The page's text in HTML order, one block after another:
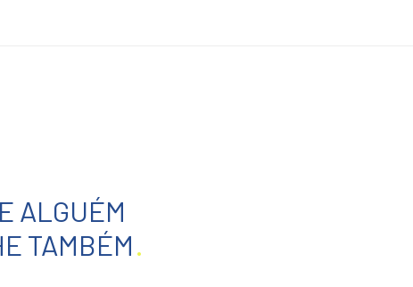
ALGUÉM
TAMBÉM.